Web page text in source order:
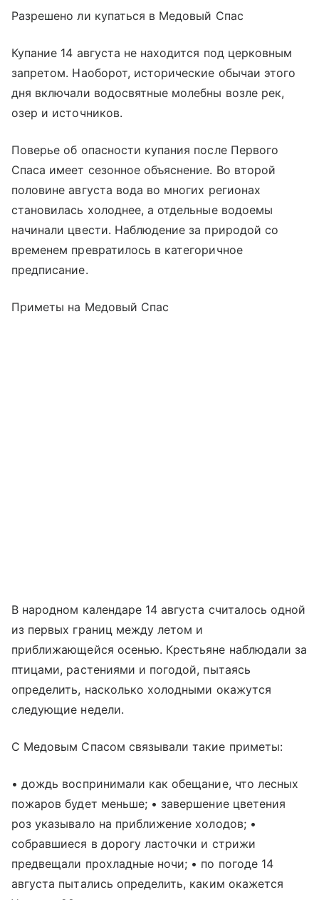
Разрешено ли купаться в Медовый Спас
Купание 14 августа не находится под церковным
запретом. Наоборот, исторические обычаи этого
дня включали водосвятные молебны возле рек,
озер и источников.
Поверье об опасности купания после Первого
Спаса имеет сезонное объяснение. Во второй
половине августа вода во многих регионах
становилась холоднее, а отдельные водоемы
начинали цвести. Наблюдение за природой со
временем превратилось в категоричное
предписание.
Приметы на Медовый Спас
В народном календаре 14 августа считалось одной
из первых границ между летом и
приближающейся осенью. Крестьяне наблюдали за
птицами, растениями и погодой, пытаясь
определить, насколько холодными окажутся
следующие недели.
С Медовым Спасом связывали такие приметы:
• дождь воспринимали как обещание, что лесных
пожаров будет меньше; • завершение цветения
роз указывало на приближение холодов; •
собравшиеся в дорогу ласточки и стрижи
предвещали прохладные ночи; • по погоде 14
августа пытались определить, каким окажется